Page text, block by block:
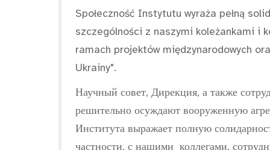
Społeczność Instytutu wyraża pełną
szczególności z naszymi koleżankami i
ramach projektów międzynarodowych
Ukrainy".
Научный совет, Дирекция, а также
решительно осуждают вооруженную
Института выражает полную
частности, с нашими коллегами,